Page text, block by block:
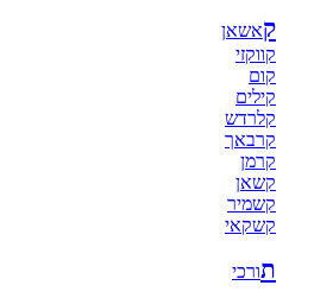
קאשאן
קווקזי
קום
קילים
קלרדש
קרבאך
קרמן
קשאן
קשמיר
קשקאי
תורכי